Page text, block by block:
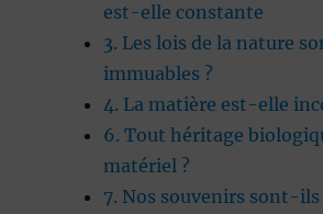
est-elle constante
3. Les lois de la nature
immuables ?
4. La matière est-elle
6. Tout héritage
matériel ?
7. Nos souvenirs sont-ils